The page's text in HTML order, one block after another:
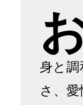
身と
さ、